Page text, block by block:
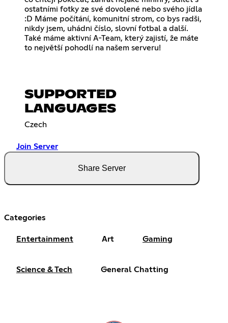
ostatními fotky ze své dovolené nebo svého jídla
:D Máme počítání, komunitní strom, co bys radši,
nikdy jsem, uhádni číslo, slovní fotbal a další.
Také máme aktivní A-Team, který zajistí, že máte
to největší pohodlí na našem serveru!
SUPPORTED
LANGUAGES
Czech
Join Server
Share Server
Categories
Entertainment Art Gaming
Science & Tech General Chatting